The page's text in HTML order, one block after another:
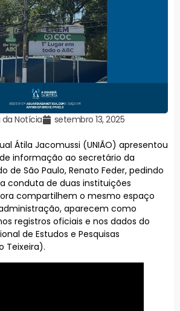
da Notícia
setembro 13, 2025
Átila Jacomussi (UNIÃO) apresentou
informação ao secretário da
de São Paulo, Renato Feder, pedindo
conduta de duas instituições
compartilhem o mesmo espaço
aparecem como
registros oficiais e nos dados do
de Estudos e Pesquisas
Teixeira).